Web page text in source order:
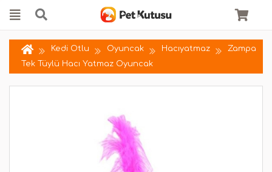
Kedi Otlu Oyuncak Hacıyatmaz
Zampa
Tek Tüylü Hacı Yatmaz Oyuncak